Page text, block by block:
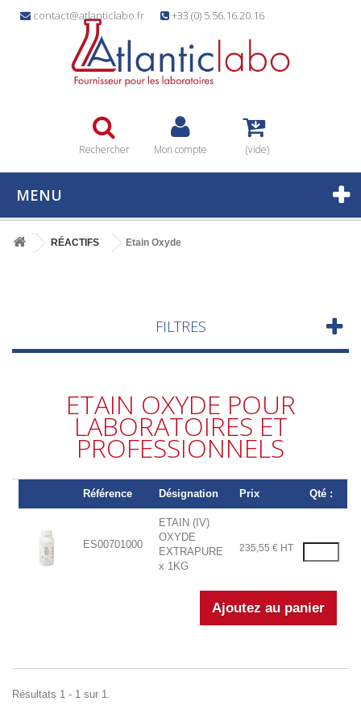
contact@atlanticlabo.fr +33 (0) 5.56.16.20.16
Rechercher Mon compte (vide)
MENU
RÉACTIFS Etain Oxyde
FILTRES
ETAIN OXYDE POUR
LABORATOIRES ET
PROFESSIONNELS
Référence Désignation Prix Qté :
ES00701000
ETAIN (IV)
OXYDE
EXTRAPURE
x 1KG
235,55 € HT
Résultats 1 - 1 sur 1.